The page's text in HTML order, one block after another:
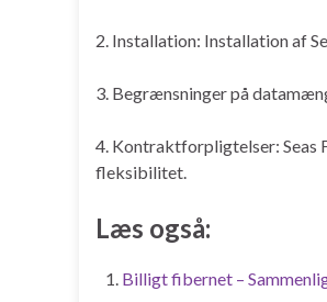
2. Installation: Installation af
3. Begrænsninger på
4. Kontraktforpligtelser: Seas
fleksibilitet.
Læs også:
Billigt fibernet –